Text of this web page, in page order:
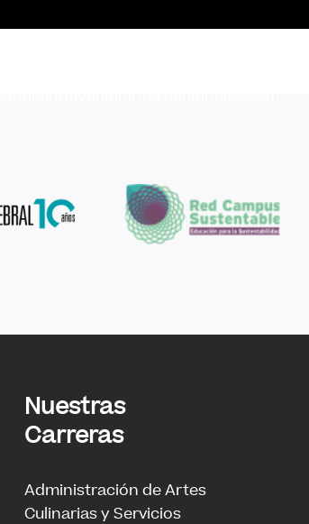
Nuestras
Carreras
Administración de Artes
Culinarias y Servicios